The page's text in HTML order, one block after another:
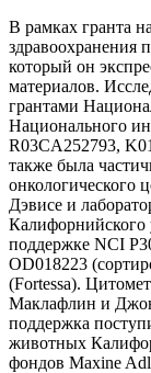
В рамках гранта
здравоохранения
который он
материалов.
грантами
Национального
R03CA252793,
также была
онкологического
Дэвисе и
Калифорнийского
поддержке NCI
OD018223
(Fortessa).
Маклафлин и
поддержка
животных
фондов Maxine